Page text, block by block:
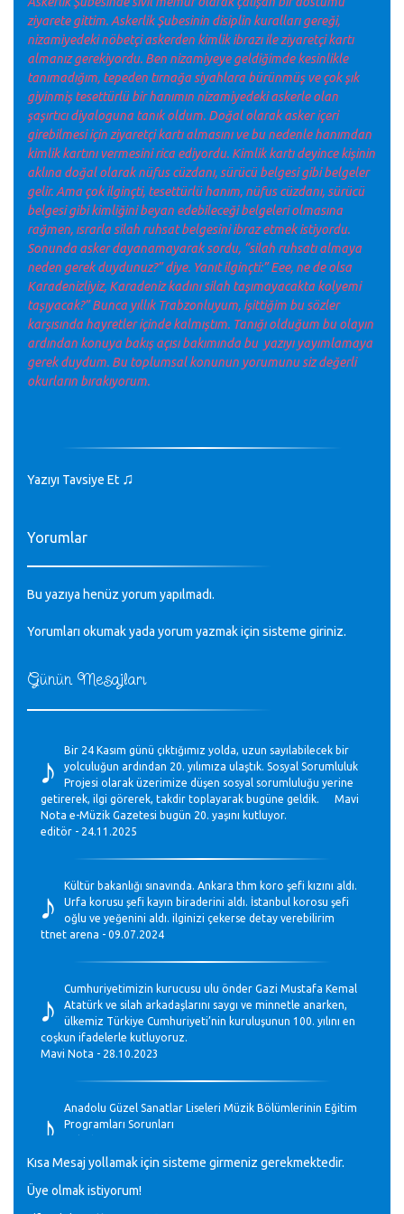
Günün Mesajları
♪
Bir 24 Kasım günü çıktığımız yolda, uzun sayılabilecek bir
yolculuğun ardından 20. yılımıza ulaştık. Sosyal Sorumluluk
Projesi olarak üzerimize düşen sosyal sorumluluğu yerine
getirerek, ilgi görerek, takdir toplayarak bugüne geldik. Mavi
Nota e-Müzik Gazetesi bugün 20. yaşını kutluyor.
editör - 24.11.2025
♪
Kültür bakanlığı sınavında. Ankara thm koro şefi kızını aldı.
Urfa korusu şefi kayın biraderini aldı. İstanbul korosu şefi
oğlu ve yeğenini aldı. ilginizi çekerse detay verebilirim
ttnet arena - 09.07.2024
♪
Cumhuriyetimizin kurucusu ulu önder Gazi Mustafa Kemal
Atatürk ve silah arkadaşlarını saygı ve minnetle anarken,
ülkemiz Türkiye Cumhuriyeti’nin kuruluşunun 100. yılını en
coşkun ifadelerle kutluyoruz.
Mavi Nota - 28.10.2023
♪
Anadolu Güzel Sanatlar Liseleri Müzik Bölümlerinin Eğitim
Programları Sorunları
GEÇMİŞ OLSUN TÜRKİYE!
Mavi Nota - 07.02.2023
Kısa Mesaj yollamak için sisteme girmeniz gerekmektedir.
Üye olmak istiyorum!
ziyarete gittim. Askerlik Şubesinin disiplin kuralları gereği,
nizamiyedeki nöbetçi askerden kimlik ibrazı ile ziyaretçi kartı
almanız gerekiyordu. Ben nizamiyeye geldiğimde kesinlikle
tanımadığım, tepeden tırnağa siyahlara bürünmüş ve çok şık
giyinmiş tesettürlü bir hanımın nizamiyedeki askerle olan
şaşırtıcı diyaloguna tanık oldum. Doğal olarak asker içeri
girebilmesi için ziyaretçi kartı almasını ve bu nedenle hanımdan
kimlik kartını vermesini rica ediyordu. Kimlik kartı deyince kişinin
aklına doğal olarak nüfus cüzdanı, sürücü belgesi gibi belgeler
gelir. Ama çok ilginçti, tesettürlü hanım, nüfus cüzdanı, sürücü
belgesi gibi kimliğini beyan edebileceği belgeleri olmasına
rağmen, ısrarla silah ruhsat belgesini ibraz etmek istiyordu.
Sonunda asker dayanamayarak sordu, “silah ruhsatı almaya
neden gerek duydunuz?” diye. Yanıt ilginçti:” Eee, ne de olsa
Karadenizliyiz, Karadeniz kadını silah taşımayacakta kolyemi
taşıyacak?” Bunca yıllık Trabzonluyum, işittiğim bu sözler
karşısında hayretler içinde kalmıştım. Tanığı olduğum bu olayın
ardından konuya bakış açısı bakımında bu yazıyı yayımlamaya
gerek duydum. Bu toplumsal konunun yorumunu siz değerli
okurların bırakıyorum.
Yazıyı Tavsiye Et ♫
Yorumlar
Bu yazıya henüz yorum yapılmadı.
Yorumları okumak yada yorum yazmak için sisteme giriniz.